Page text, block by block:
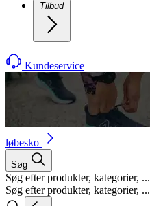
Tilbud
Kundeservice
løbesko
Søg
Søg efter produkter, kategorier, ...
Søg efter produkter, kategorier, ...